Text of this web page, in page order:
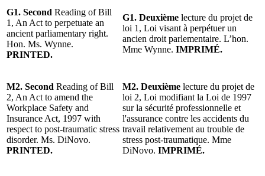
G1. Second Reading of Bill
1, An Act to perpetuate an
ancient parliamentary right.
Hon. Ms. Wynne.
PRINTED.
G1. Deuxième lecture du projet de
loi 1, Loi visant à perpétuer un
ancien droit parlementaire. L’hon.
Mme Wynne. IMPRIMÉ.
M2. Second Reading of Bill
2, An Act to amend the
Workplace Safety and
Insurance Act, 1997 with
respect to post-traumatic stress
disorder. Ms. DiNovo.
PRINTED.
M2. Deuxième lecture du projet de
loi 2, Loi modifiant la Loi de 1997
sur la sécurité professionnelle et
l'assurance contre les accidents du
travail relativement au trouble de
stress post-traumatique. Mme
DiNovo. IMPRIMÉ.